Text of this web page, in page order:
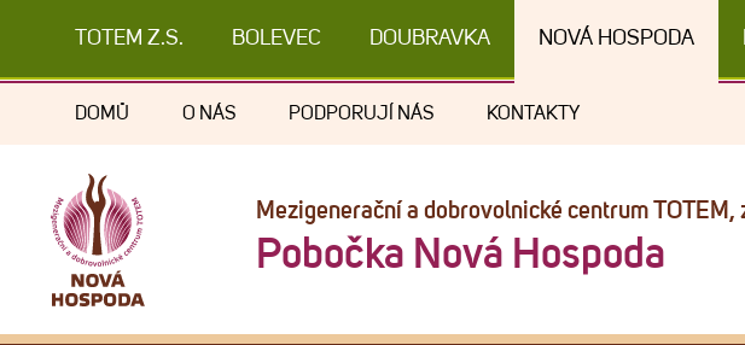
TOTEM Z.S. BOLEVEC DOUBRAVKA NOVÁ HOSPODA
DOMŮ O NÁS PODPORUJÍ NÁS KONTAKTY
Mezigenerační a dobrovolnické centrum TOTEM,
Pobočka Nová Hospoda